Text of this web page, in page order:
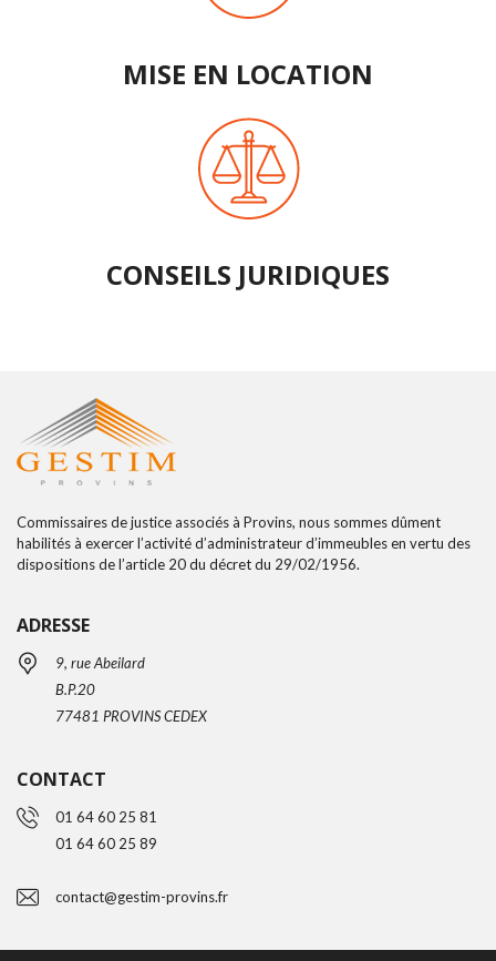
MISE EN LOCATION
CONSEILS JURIDIQUES
Commissaires de justice associés à Provins, nous sommes dûment
habilités à exercer l’activité d’administrateur d’immeubles en vertu des
dispositions de l’article 20 du décret du 29/02/1956.
ADRESSE
9, rue Abeilard
B.P.20
77481 PROVINS CEDEX
CONTACT
01 64 60 25 81
01 64 60 25 89
contact@gestim-provins.fr